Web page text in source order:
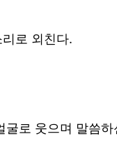
로 외친다.
굴로 웃으며 말씀하